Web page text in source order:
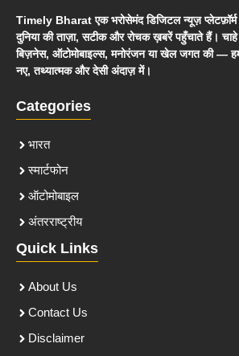
Timely Bharat एक भरोसेमंद डिजिटल न्यूज़
दुनिया की ताज़ा, सटीक और रोचक ख़बरें पहुँचाते हैं। चाहे
बिज़नेस, ऑटोमोबाइल्स, मनोरंजन या खेल जगत की —
नए, तथ्यात्मक और देसी अंदाज़ में।
Categories
भारत
स्मार्टफोन
ऑटोमोबाइल
अंतरराष्ट्रीय
Quick Links
About Us
Contact Us
Disclaimer